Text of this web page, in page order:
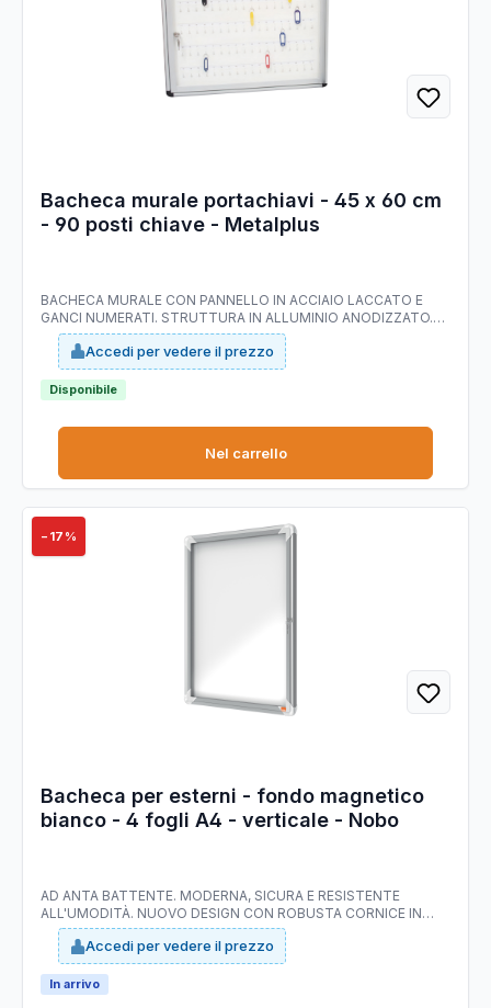
Bacheca murale portachiavi - 45 x 60 cm
- 90 posti chiave - Metalplus
BACHECA MURALE CON PANNELLO IN ACCIAIO LACCATO E
GANCI NUMERATI. STRUTTURA IN ALLUMINIO ANODIZZATO.
ANTA BATTENTE IN ACRILICO CON SERRATURA. Le file dei
ganci distano fra loro (sopra e sotto) di 6,3cm. DIMENSIONI
(HXBXP): 45X60X4,5CM - 90 POSTI CHIAVE
Accedi per vedere il prezzo
Disponibile
Nel carrello
−17%
Bacheca per esterni - fondo magnetico
bianco - 4 fogli A4 - verticale - Nobo
AD ANTA BATTENTE. MODERNA, SICURA E RESISTENTE
ALL'UMODITÀ. NUOVO DESIGN CON ROBUSTA CORNICE IN
ALLUMINIO E VETRO DI SICUREZZA DI 4MM. WATERPROOF TO
IEC 60529. FONDO IN ACCIAIO BIANCO MAGNETICO PER USO
CON MAGNETINI O SCRIVIBILE CON PENNARELLI A SECCO.
FISSAGGIO SEMPLICE EFFETTUABILE DA UNA SOLA PERSONA.
Accedi per vedere il prezzo
In arrivo